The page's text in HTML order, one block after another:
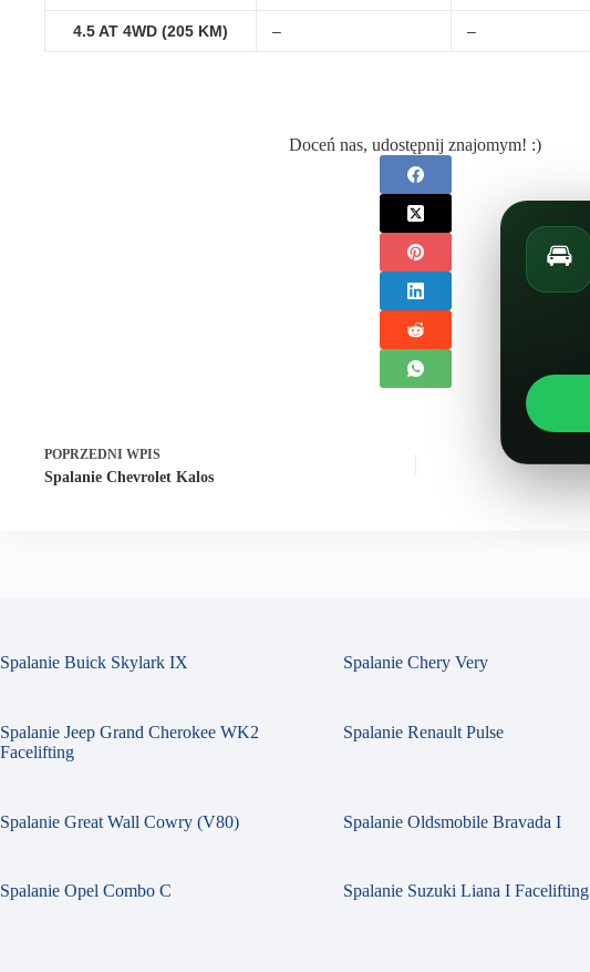
4.5 AT 4WD (205 KM) – –
Doceń nas, udostępnij znajomym! :)
POPRZEDNI WPIS
Spalanie Chevrolet Kalos
Spalanie Buick Skylark IX Spalanie Chery Very
Spalanie Jeep Grand Cherokee WK2
Facelifting
Spalanie Renault Pulse
Spalanie Great Wall Cowry (V80) Spalanie Oldsmobile Bravada I
Spalanie Opel Combo C Spalanie Suzuki Liana I Facelifting
🚘